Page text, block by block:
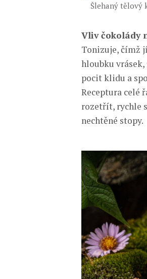
Šlehaný tělový
Vliv čokolády
Tonizuje, čímž
hloubku
pocit klidu a
Receptura celé
rozetřít, rychle
nechtěné stopy.